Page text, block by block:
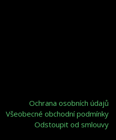
Ochrana osobních údajů
Všeobecné obchodní podmínky
Odstoupit od smlouvy